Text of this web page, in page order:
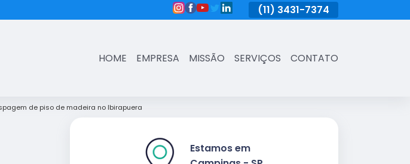
3431-7374 (11) 3431-7374
HOME EMPRESA MISSÃO SERVIÇOS CONTATO
de piso de madeira no Ibirapuera
Estamos em